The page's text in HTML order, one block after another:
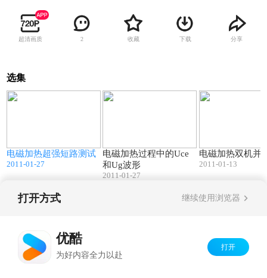
超清画质 2 收藏 下载 分享
选集
电磁加热超强短路测试
2011-01-27
电磁加热过程中的Uce
和Ug波形
2011-01-27
电磁加热双机并
2011-01-13
打开方式 继续使用浏览器
优酷
为好内容全力以赴
打开